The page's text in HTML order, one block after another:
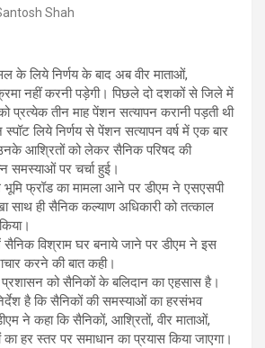
Shah
के लिये निर्णय के बाद अब वीर माताओं,
नहीं करनी पड़ेगी। पिछले दो दशकों से जिले में
प्रत्येक तीन माह पेंशन सत्यापन करानी पड़ती थी
स्पॉट लिये निर्णय से पेंशन सत्यापन वर्ष में एक बार
उनके आश्रितों को लेकर सैनिक परिषद की
समस्याओं पर चर्चा हुई।
भूमि फ्रॉड का मामला आने पर डीएम ने एसएसपी
साथ ही सैनिक कल्याण अधिकारी को तत्काल
सैनिक विश्राम घर बनाये जाने पर डीएम ने इस
करने की बात कही।
को सैनिकों के बलिदान का एहसास है।
है कि सैनिकों की समस्याओं का हरसंभव
ने कहा कि सैनिकों, आश्रितों, वीर माताओं,
हर स्तर पर समाधान का प्रयास किया जाएगा।